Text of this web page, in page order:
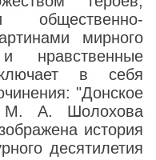
общественно-
мирного
нравственные
в себя
"Донское
М. А. Шолохова
история
десятилетия